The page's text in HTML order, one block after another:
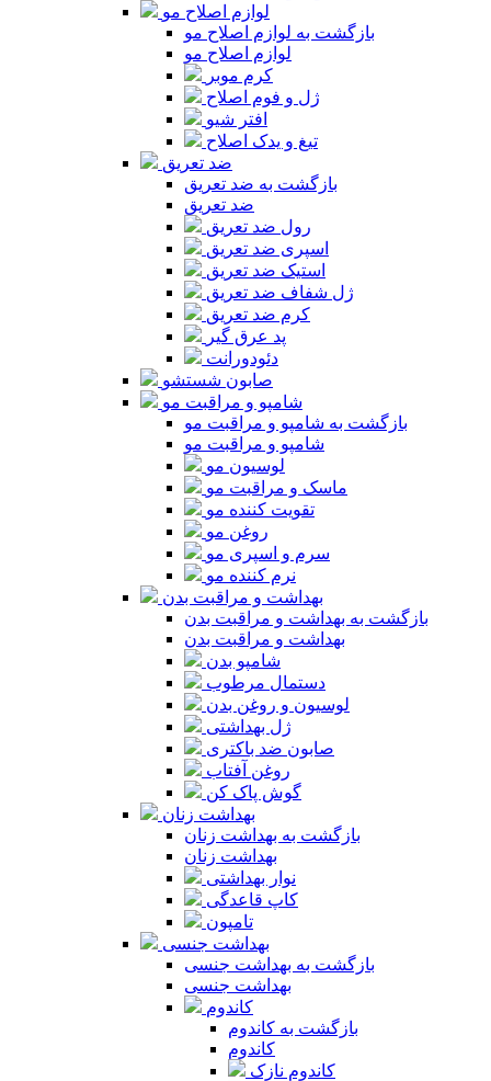
لوازم اصلاح مو
بازگشت به لوازم اصلاح مو
لوازم اصلاح مو
کرم موبر
ژل و فوم اصلاح
افتر شیو
تیغ و یدک اصلاح
ضد تعریق
بازگشت به ضد تعریق
ضد تعریق
رول ضد تعریق
اسپری ضد تعریق
استیک ضد تعریق
ژل شفاف ضد تعریق
کرم ضد تعریق
پد عرق گیر
دئودورانت
صابون شستشو
شامپو و مراقبت مو
بازگشت به شامپو و مراقبت مو
شامپو و مراقبت مو
لوسیون مو
ماسک و مراقبت مو
تقویت کننده مو
روغن مو
سرم و اسپری مو
نرم کننده مو
بهداشت و مراقبت بدن
بازگشت به بهداشت و مراقبت بدن
بهداشت و مراقبت بدن
شامپو بدن
دستمال مرطوب
لوسیون و روغن بدن
ژل بهداشتی
صابون ضد باکتری
روغن آفتاب
گوش پاک کن
بهداشت زنان
بازگشت به بهداشت زنان
بهداشت زنان
نوار بهداشتی
کاپ قاعدگی
تامپون
بهداشت جنسی
بازگشت به بهداشت جنسی
بهداشت جنسی
کاندوم
بازگشت به کاندوم
کاندوم
کاندوم نازک